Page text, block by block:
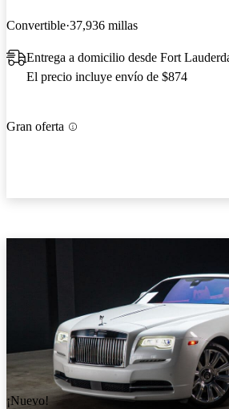
Convertible 37,936 millas
Entrega a domicilio desde Fort
El precio incluye envío de $874
Gran oferta
¡Nuevo!